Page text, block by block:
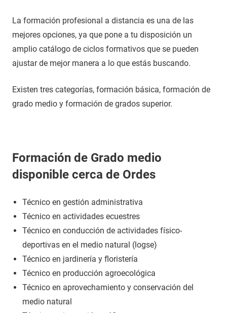
La formación profesional a distancia es una de las
mejores opciones, ya que pone a tu disposición un
amplio catálogo de ciclos formativos que se pueden
ajustar de mejor manera a lo que estás buscando.
Existen tres categorías, formación básica, formación de
grado medio y formación de grados superior.
Formación de Grado medio
disponible cerca de Ordes
Técnico en gestión administrativa
Técnico en actividades ecuestres
Técnico en conducción de actividades físico-
deportivas en el medio natural (logse)
Técnico en jardinería y floristería
Técnico en producción agroecológica
Técnico en aprovechamiento y conservación del
medio natural